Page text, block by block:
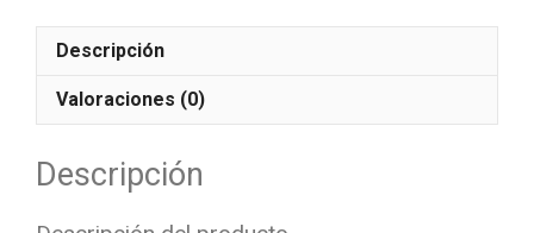
cantidad
Descripción
Valoraciones (0)
Descripción